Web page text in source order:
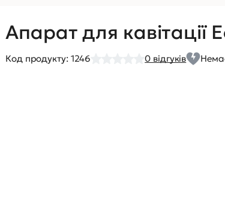
Апарат для кавітації
Код продукту: 1246 0 відгуків